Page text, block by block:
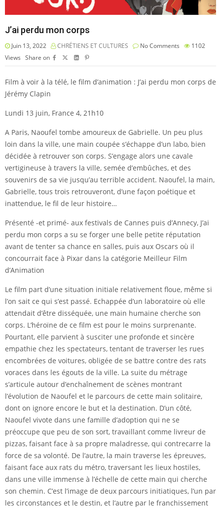
J’ai perdu mon corps
Juin 13, 2022 CHRÉTIENS ET CULTURES No Comments
1102
Views Share on
Film à voir à la télé, le film d’animation : J’ai perdu mon corps de
Jérémy Clapin
Lundi 13 juin, France 4, 21h10
A Paris, Naoufel tombe amoureux de Gabrielle. Un peu plus
loin dans la ville, une main coupée s’échappe d’un labo, bien
décidée à retrouver son corps. S’engage alors une cavale
vertigineuse à travers la ville, semée d’embûches, et des
souvenirs de sa vie jusqu’au terrible accident. Naoufel, la main,
Gabrielle, tous trois retrouveront, d’une façon poétique et
inattendue, le fil de leur histoire…
Présenté -et primé- aux festivals de Cannes puis d’Annecy, J’ai
perdu mon corps a su se forger une belle petite réputation
avant de tenter sa chance en salles, puis aux Oscars où il
concourrait face à Pixar dans la catégorie Meilleur Film
d’Animation
Le film part d’une situation initiale relativement floue, même si
l’on sait ce qui s’est passé. Echappée d’un laboratoire où elle
attendait d’être disséquée, une main humaine cherche son
corps. L’héroïne de ce film est pour le moins surprenante.
Pourtant, elle parvient à susciter une profonde et sincère
empathie chez les spectateurs, tentant de traverser les rues
encombrées de voitures, obligée de se battre contre des rats
voraces dans les égouts de la ville. La suite du métrage
s’articule autour d’enchaînement de scènes montrant
l’évolution de Naoufel et le parcours de cette main solitaire,
dont on ignore encore le but et la destination. D’un côté,
Naoufel vivote dans une famille d’adoption qui ne se
préoccupe que peu de son sort, travaillant comme livreur de
pizzas, faisant face à sa propre maladresse, qui contrecarre la
force de sa volonté. De l’autre, la main traverse les épreuves,
faisant face aux rats du métro, traversant les lieux hostiles,
dans une ville immense à l’échelle de cette main qui cherche
son chemin. C’est l’image de deux parcours initiatiques, l’un par
les circonstances et le destin, et l’autre par le franchissement